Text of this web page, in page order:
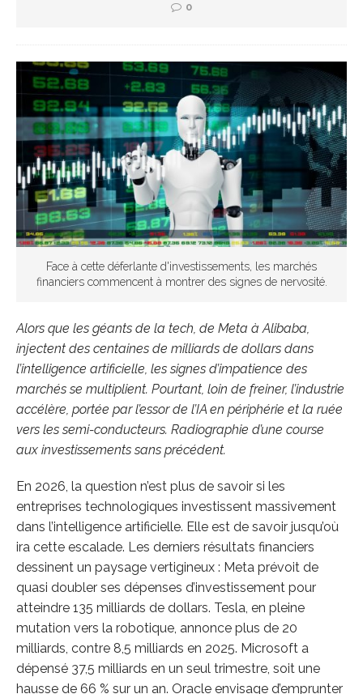
0
Face à cette déferlante d'investissements, les marchés
financiers commencent à montrer des signes de nervosité.
Alors que les géants de la tech, de Meta à Alibaba,
injectent des centaines de milliards de dollars dans
l’intelligence artificielle, les signes d’impatience des
marchés se multiplient. Pourtant, loin de freiner, l’industrie
accélère, portée par l’essor de l’IA en périphérie et la ruée
vers les semi-conducteurs. Radiographie d’une course
aux investissements sans précédent.
En 2026, la question n’est plus de savoir si les
entreprises technologiques investissent massivement
dans l’intelligence artificielle. Elle est de savoir jusqu’où
ira cette escalade. Les derniers résultats financiers
dessinent un paysage vertigineux : Meta prévoit de
quasi doubler ses dépenses d’investissement pour
atteindre 135 milliards de dollars. Tesla, en pleine
mutation vers la robotique, annonce plus de 20
milliards, contre 8,5 milliards en 2025. Microsoft a
dépensé 37,5 milliards en un seul trimestre, soit une
hausse de 66 % sur un an. Oracle envisage d’emprunter